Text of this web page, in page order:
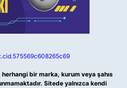
bir marka, kurum veya şahıs
Sitede yalnızca kendi